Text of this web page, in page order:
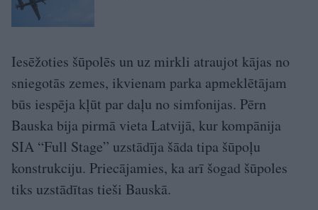
Iesēžoties šūpolēs un uz mirkli atraujot kājas no
sniegotās zemes, ikvienam parka apmeklētājam
būs iespēja kļūt par daļu no simfonijas. Pērn
Bauska bija pirmā vieta Latvijā, kur kompānija
SIA “Full Stage” uzstādīja šāda tipa šūpoļu
konstrukciju. Priecājamies, ka arī šogad šūpoles
tiks uzstādītas tieši Bauskā.